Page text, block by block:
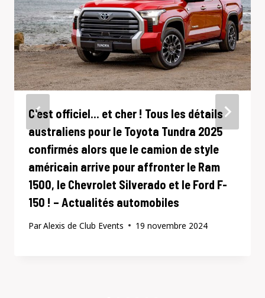
C'est officiel… et cher ! Tous les détails
australiens pour le Toyota Tundra 2025
confirmés alors que le camion de style
américain arrive pour affronter le Ram
1500, le Chevrolet Silverado et le Ford F-
150 ! – Actualités automobiles
ParAlexis de Club Events 19 novembre 2024